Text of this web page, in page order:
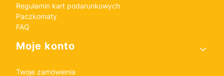
Regulamin kart podarunkowych
Paczkomaty
FAQ
Moje konto
Twoje zamówienia